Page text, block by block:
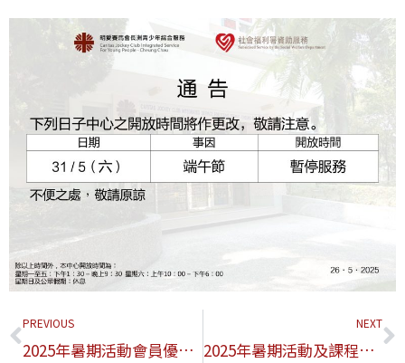
PREVIOUS
2025年暑期活動會員優先報名日網上抽籤結果
NEXT
2025年暑期活動及課程更改事項